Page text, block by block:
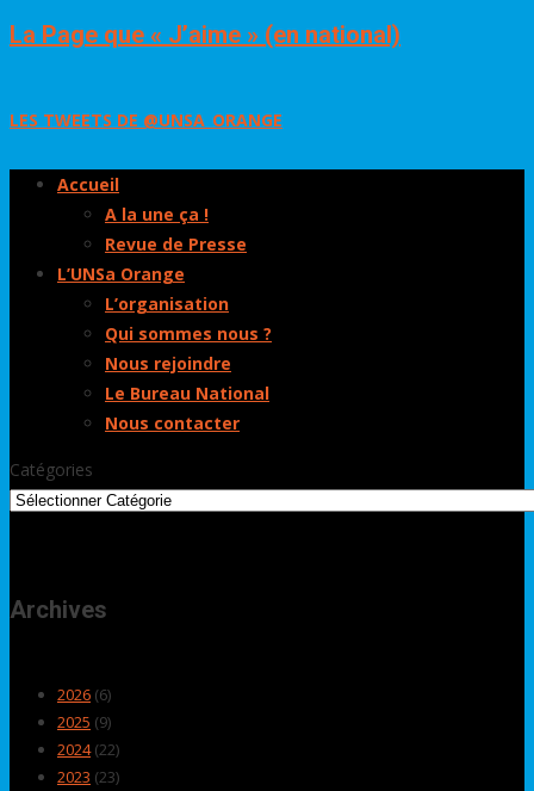
La Page que « J’aime » (en national)
LES TWEETS DE @UNSA_ORANGE
Accueil
A la une ça !
Revue de Presse
L’UNSa Orange
L’organisation
Qui sommes nous ?
Nous rejoindre
Le Bureau National
Nous contacter
Catégories
Archives
2026 (6)
2025 (9)
2024(22)
2023 (23)